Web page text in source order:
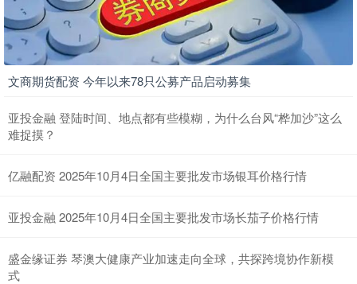
文商期货配资 今年以来78只公募产品启动募集
亚投金融 登陆时间、地点都有些模糊，为什么台风“桦加沙”这么
难捉摸？
亿融配资 2025年10月4日全国主要批发市场银耳价格行情
亚投金融 2025年10月4日全国主要批发市场长茄子价格行情
盛金缘证券 琴澳大健康产业加速走向全球，共探跨境协作新模
式